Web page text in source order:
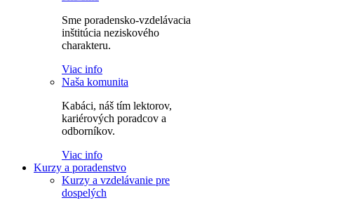
Sme poradensko-vzdelávacia
inštitúcia neziskového
charakteru.
Viac info
Naša komunita
Kabáci, náš tím lektorov,
kariérových poradcov a
odborníkov.
Viac info
Kurzy a poradenstvo
Kurzy a vzdelávanie pre
dospelých